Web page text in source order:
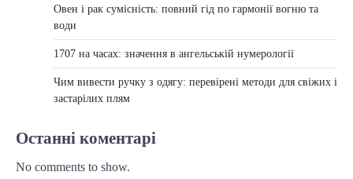
Овен і рак сумісність: повний гід по гармонії вогню та
води
1707 на часах: значення в ангельській нумерології
Чим вивести ручку з одягу: перевірені методи для свіжих і
застарілих плям
Останні коментарі
No comments to show.